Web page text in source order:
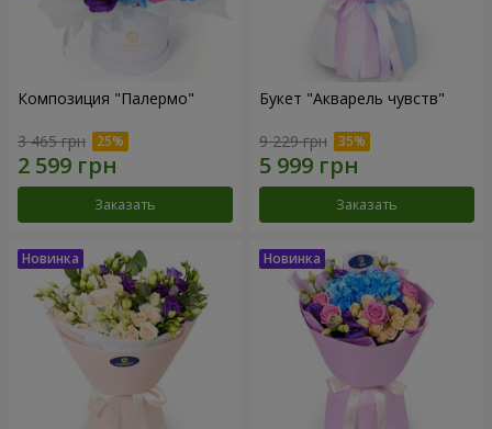
Композиция "Палермо"
3 465 грн
Заказать
Букет "Акварель чувств"
9 229 грн
Заказать